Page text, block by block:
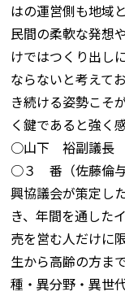
はの運営側も地域
民間の柔軟な発想
けではつくり出し
ならないと考えて
き続ける姿勢こそ
く鍵であると強く
○山下 裕副議長
○３ 番（佐藤倫
興協議会が策定し
き、年間を通した
売を営む人だけに
生から高齢の方ま
種・異分野・異世